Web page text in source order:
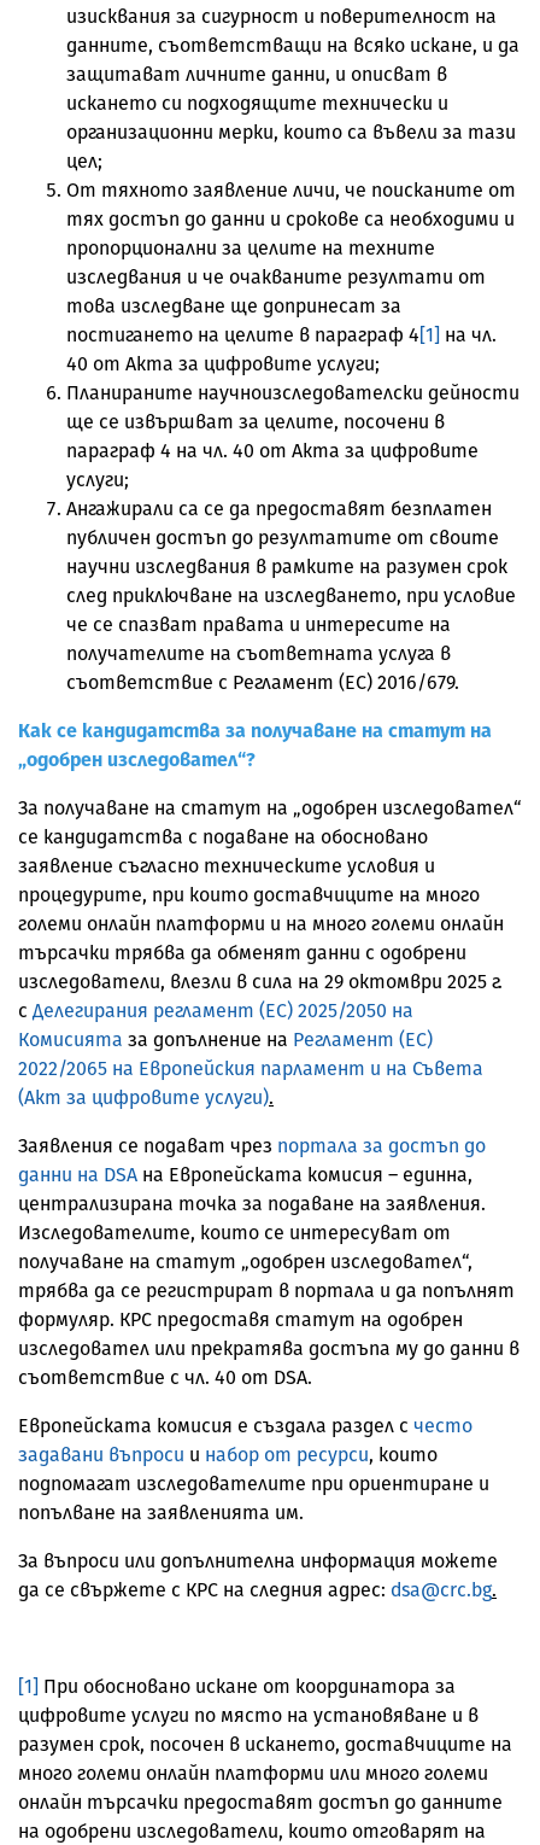
изисквания за сигурност и поверителност на
данните, съответстващи на всяко искане, и да
защитават личните данни, и описват в
искането си подходящите технически и
организационни мерки, които са въвели за тази
цел;
От тяхното заявление личи, че поисканите от
тях достъп до данни и срокове са необходими и
пропорционални за целите на техните
изследвания и че очакваните резултати от
това изследване ще допринесат за
постигането на целите в параграф 4[1] на чл.
40 от Акта за цифровите услуги;
Планираните научноизследователски дейности
ще се извършват за целите, посочени в
параграф 4 на чл. 40 от Акта за цифровите
услуги;
Ангажирали са се да предоставят безплатен
публичен достъп до резултатите от своите
научни изследвания в рамките на разумен срок
след приключване на изследването, при условие
че се спазват правата и интересите на
получателите на съответната услуга в
съответствие с Регламент (ЕС) 2016/679.
Как се кандидатства за получаване на статут на
„одобрен изследовател“?
За получаване на статут на „одобрен изследовател“
се кандидатства с подаване на обосновано
заявление съгласно техническите условия и
процедурите, при които доставчиците на много
големи онлайн платформи и на много големи онлайн
търсачки трябва да обменят данни с одобрени
изследователи, влезли в сила на 29 октомври 2025 г.
с Делегирания регламент (ЕС) 2025/2050 на
Комисията за допълнение на Регламент (ЕС)
2022/2065 на Европейския парламент и на Съвета
(Акт за цифровите услуги).
Заявления се подават чрез портала за достъп до
данни на DSA на Европейската комисия – единна,
централизирана точка за подаване на заявления.
Изследователите, които се интересуват от
получаване на статут „одобрен изследовател“,
трябва да се регистрират в портала и да попълнят
формуляр. КРС предоставя статут на одобрен
изследовател или прекратява достъпа му до данни в
съответствие с чл. 40 от DSA.
Европейската комисия е създала раздел с често
задавани въпроси и набор от ресурси, които
подпомагат изследователите при ориентиране и
попълване на заявленията им.
За въпроси или допълнителна информация можете
да се свържете с КРС на следния адрес: dsa@crc.bg.
[1] При обосновано искане от координатора за
цифровите услуги по място на установяване и в
разумен срок, посочен в искането, доставчиците на
много големи онлайн платформи или много големи
онлайн търсачки предоставят достъп до данните
на одобрени изследователи, които отговарят на